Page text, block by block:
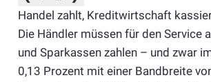
Handel zahlt, Kreditwirtschaft
Die Händler müssen für den Service
und Sparkassen zahlen – und zwar
0,13 Prozent mit einer Bandbreite